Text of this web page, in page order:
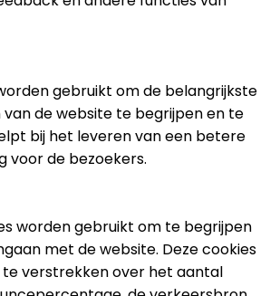
gebruikt om de belangrijkste
de website te begrijpen en te
bij het leveren van een betere
voor de bezoekers.
worden gebruikt om te begrijpen
met de website. Deze cookies
verstrekken over het aantal